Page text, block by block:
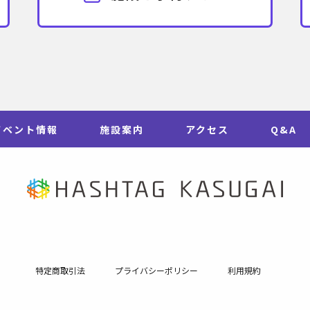
ント情報 施設案内 アクセス Q&A
特定商取引法 プライバシーポリシー 利用規約